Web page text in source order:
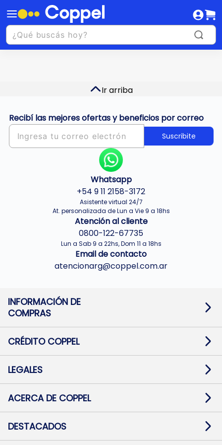
Ir arriba
Recibí las mejores ofertas y beneficios por correo
Suscribite
Whatsapp
+54 9 11 2158-3172
Asistente virtual 24/7
At. personalizada de Lun a Vie 9 a 18hs
Atención al cliente
0800-122-67735
Lun a Sab 9 a 22hs, Dom 11 a 18hs
Email de contacto
atencionarg@coppel.com.ar
INFORMACIÓN DE
COMPRAS
Términos y condiciones
Botón de arrepentimiento
Mapa de sitio
CRÉDITO COPPEL
Solicitar Crédito
Medios de Pago
Pago Fácil Online
LEGALES
Baja contratos
Defensa al consumidor CABA
ACERCA DE COPPEL
Trabajá con Nosotros
Preguntas Frecuentes
DESTACADOS